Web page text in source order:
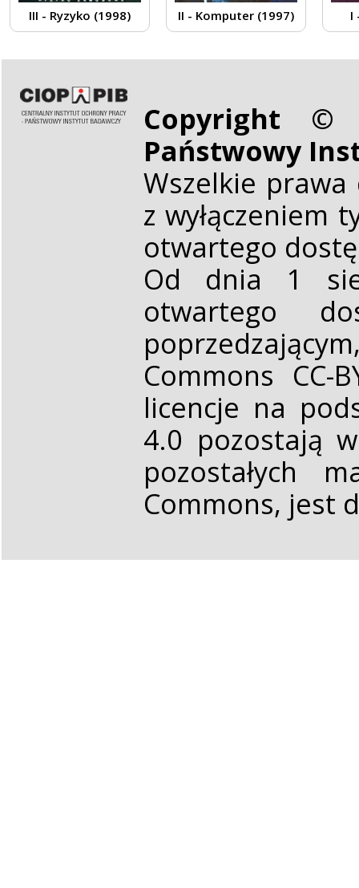
III - Ryzyko (1998) II - Komputer (1997) I
Copyright ©
Państwowy
Wszelkie
z wyłączeniem
otwartego
Od dnia 1
otwartego
Commons CC-
licencje na
4.0 pozostają
pozostałych
Commons, jest